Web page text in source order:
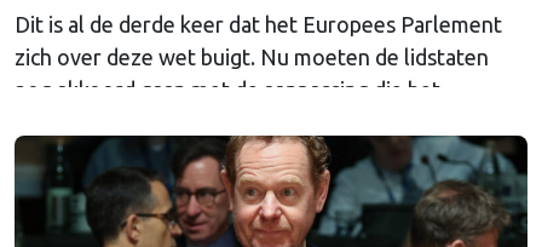
Dit is al de derde keer dat het Europees Parlement
zich over deze wet buigt. Nu moeten de lidstaten
nog akkoord gaan met de aanpassing die het